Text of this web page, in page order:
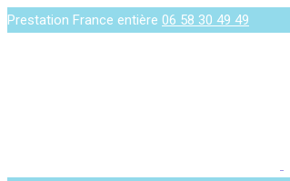
Prestation France entière 06 58 30 49 49